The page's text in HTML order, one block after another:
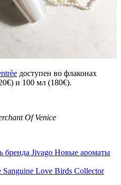
доступен во флаконах
и 100 мл (180€).
Of Venice
бренда Jivago Новые ароматы
Sanguine Love Birds Collector